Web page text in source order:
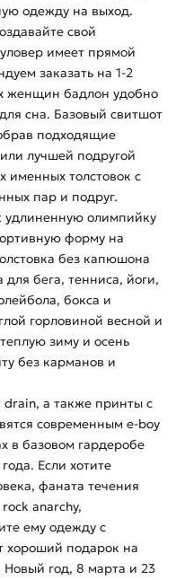
одежду на выход.
свой
имеет прямой
заказать на 1-2
женщин бадлон удобно
сна. Базовый свитшот
подходящие
лучшей подругой
именных толстовок с
пар и подруг.
удлиненную олимпийку
форму на
без капюшона
бега, тенниса, йоги,
бокса и
горловиной весной и
зиму и осень
без карманов и
drain, а также принты с
современным e-boy
в базовом гардеробе
Если хотите
фаната течения
anarchy,
ему одежду с
хороший подарок на
год, 8 марта и 23